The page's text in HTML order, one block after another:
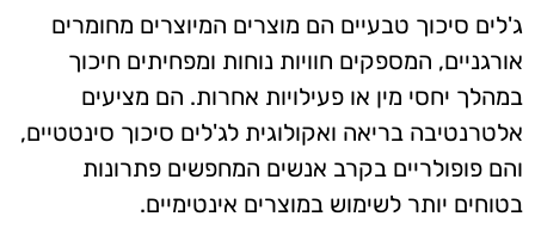
ג'לים סיכוך טבעיים הם מוצרים המיוצרים מחומרים
אורגניים, המספקים חוויות נוחות ומפחיתים חיכוך
במהלך יחסי מין או פעילויות אחרות. הם מציעים
אלטרנטיבה בריאה ואקולוגית לג'לים סיכוך סינטטיים,
והם פופולריים בקרב אנשים המחפשים פתרונות
בטוחים יותר לשימוש במוצרים אינטימיים.